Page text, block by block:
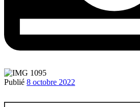
Publié 8 octobre 2022